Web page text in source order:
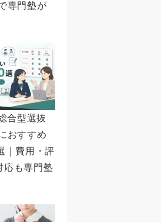
専門塾が
合型選抜
おすすめ
｜費用・評
応も専門塾